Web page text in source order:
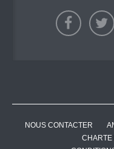
NOUS CONTACTER
CHARTE